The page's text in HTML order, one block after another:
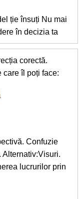
ție însuți Nu mai
în decizia ta
corectă.
care îl poți face:
Confuzie
Alternativ:Visuri.
lucrurilor prin